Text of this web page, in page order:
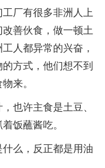
厂有很多非洲人上
善伙食，做一顿土
人都异常的兴奋，
方式，他们想不到
来。
也许主食是土豆、
饭蘸酱吃。
么，反正都是用油